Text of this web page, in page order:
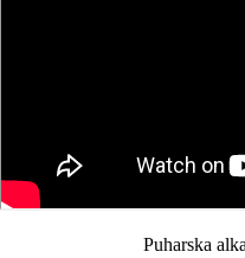
Puharska